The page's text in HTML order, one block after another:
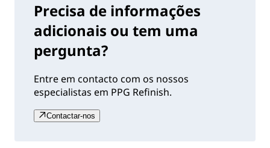
Precisa de informações
adicionais ou tem uma
pergunta?
Entre em contacto com os nossos
especialistas em PPG Refinish.
Contactar-nos